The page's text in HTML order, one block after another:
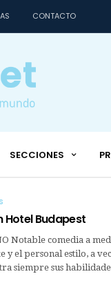
CONTACTO
SECCIONES
Hotel Budapest
Notable comedia a
y el personal estilo, a
siempre sus